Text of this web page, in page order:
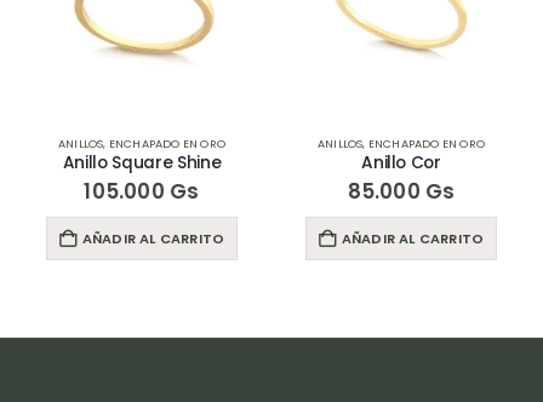
ANILLOS, ENCHAPADO EN ORO
Anillo Square Shine
105.000 Gs
AÑADIR AL CARRITO
ANILLOS, ENCHAPADO EN ORO
Anillo Cor
85.000 Gs
AÑADIR AL CARRITO